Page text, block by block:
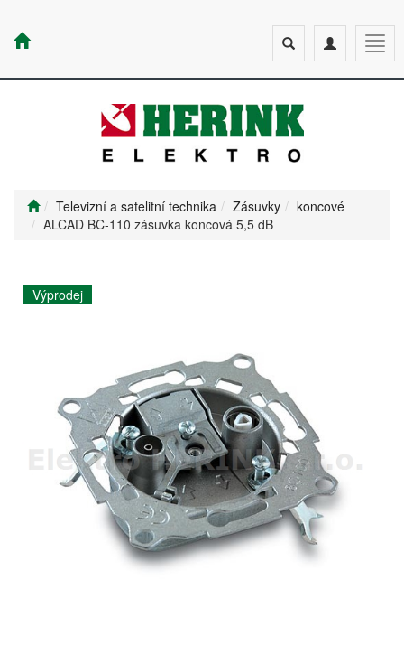
Toggle
navigation
Toggle
search
Televizní a satelitní technika Zásuvky
koncové
ALCAD BC-110 zásuvka koncová 5,5 dB
Výprodej